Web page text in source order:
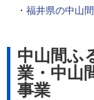
・ 福井県の中山
中山間ふ
業・中山
事業